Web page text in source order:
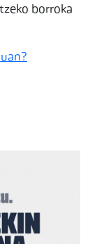
borroka